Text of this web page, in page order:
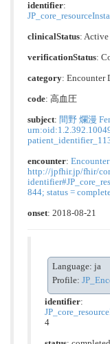
identifier:
clinicalStatus: Active
verificationStatus:
category: Encounter
code: 高血圧
subject: 間野 爛漫
encounter:
http://jpfhir.jp/fhir/
844; status =
onset: 2018-08-21
Language: ja
Profile:
identifier:
4